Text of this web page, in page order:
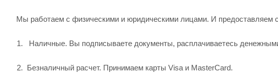
Мы работаем с физическими и юридическими лицами. И предоставляем
Наличные. Вы подписываете документы, расплачиваетесь
Безналичный расчет. Принимаем карты Visa и MasterCard.